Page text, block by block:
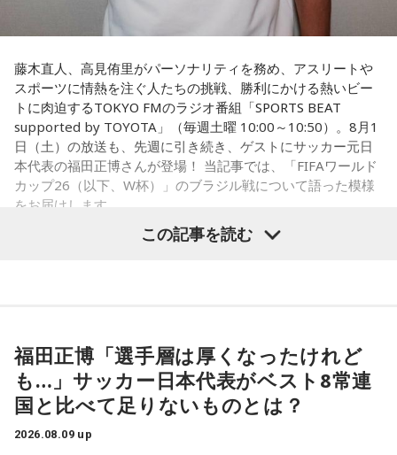
藤木直人、高見侑里がパーソナリティを務め、アスリートや
スポーツに情熱を注ぐ人たちの挑戦、勝利にかける熱いビー
トに肉迫するTOKYO FMのラジオ番組「SPORTS BEAT
supported by TOYOTA」（毎週土曜 10:00～10:50）。8月1
日（土）の放送も、先週に引き続き、ゲストにサッカー元日
本代表の福田正博さんが登場！ 当記事では、「FIFAワールド
カップ26（以下、W杯）」のブラジル戦について語った模様
をお届けします。
輝き、Jリーグ通算228試合出場93得点を挙げ、日本代表では
45試合出場で9ゴールを記録するなど活躍を見せ、1993年に
はW杯アジア地区最終予選にも出場しました。2002年に現役
を引退した後は、サッカー解説者としてメディアでの活動の
活かしながら幅広く活動しています。
この記事を読む
福田正博「選手層は厚くなったけれど
も…」サッカー日本代表がベスト8常連
国と比べて足りないものとは？
2026.08.09 up